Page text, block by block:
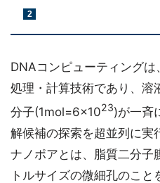
2
DNAコンピューティング
処理・計算技術であり、溶
分子(1mol=6×1023)が一斉
解候補の探索を超並列に実
ナノポアとは、脂質二分子
トルサイズの微細孔のこと